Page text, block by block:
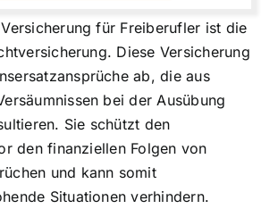
für Freiberufler ist die
Diese Versicherung
ab, die aus
bei der Ausübung
Sie schützt den
den finanziellen Folgen von
und kann somit
Situationen verhindern.